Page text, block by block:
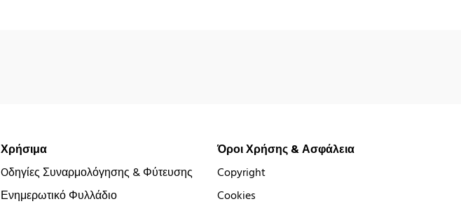
Χρήσιμα
Oδηγίες Συναρμολόγησης & Φύτευσης
Ενημερωτικό Φυλλάδιο
Όροι Χρήσης & Ασφάλεια
Copyright
Cookies